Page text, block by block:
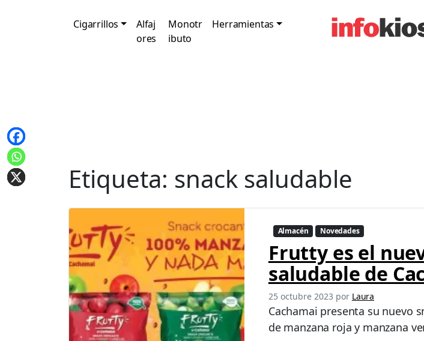
Cigarrillos
Alfaj
ores
Monotr
ibuto
Herramientas
Etiqueta: snack saludable
Almacén Novedades
Frutty es el
saludable de
25 octubre 2023 por Laura
Cachamai presenta su nuevo
de manzana roja y manzana